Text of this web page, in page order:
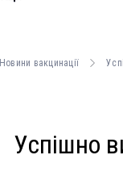
Новини вакцинації
Успішно